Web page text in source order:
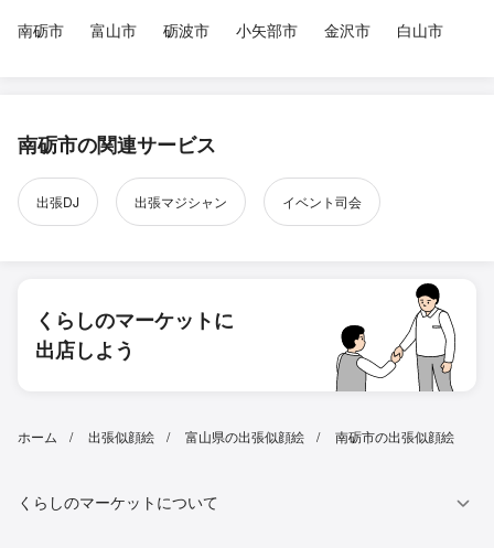
南砺市
富山市 砺波市 小矢部市 金沢市 白山市
南砺市の関連サービス
出張DJ 出張マジシャン イベント司会
くらしのマーケットに
出店しよう
ホーム 出張似顔絵 富山県の出張似顔絵 南砺市の出張似顔絵
くらしのマーケットについて